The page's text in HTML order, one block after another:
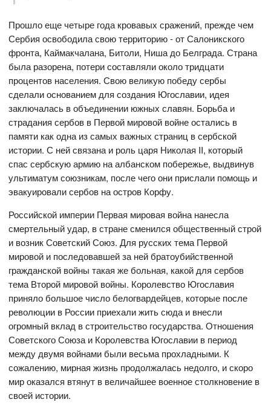
Прошло еще четыре года кровавых сражений, прежде чем
Сербия освободила свою территорию - от Салоникского
фронта, Каймакчалана, Битоли, Ниша до Белграда. Страна
была разорена, потери составляли около тридцати
процентов населения. Свою великую победу сербы
сделали основанием для создания Югославии, идея
заключалась в объединении южных славян. Борьба и
страдания сербов в Первой мировой войне остались в
памяти как одна из самых важных страниц в сербской
истории. С ней связана и роль царя Николая II, который
спас сербскую армию на албанском побережье, выдвинув
ультиматум союзникам, после чего они прислали помощь и
эвакуировали сербов на остров Корфу.
Российской империи Первая мировая война нанесла
смертельный удар, в стране сменился общественный строй
и возник Советский Союз. Для русских тема Первой
мировой и последовавшей за ней братоубийственной
гражданской войны такая же больная, какой для сербов
тема Второй мировой войны. Королевство Югославия
приняло большое число белогвардейцев, которые после
революции в России приехали жить сюда и внесли
огромный вклад в строительство государства. Отношения
Советского Союза и Королевства Югославии в период
между двумя войнами были весьма прохладными. К
сожалению, мирная жизнь продолжалась недолго, и скоро
мир оказался втянут в величайшее военное столкновение в
своей истории.